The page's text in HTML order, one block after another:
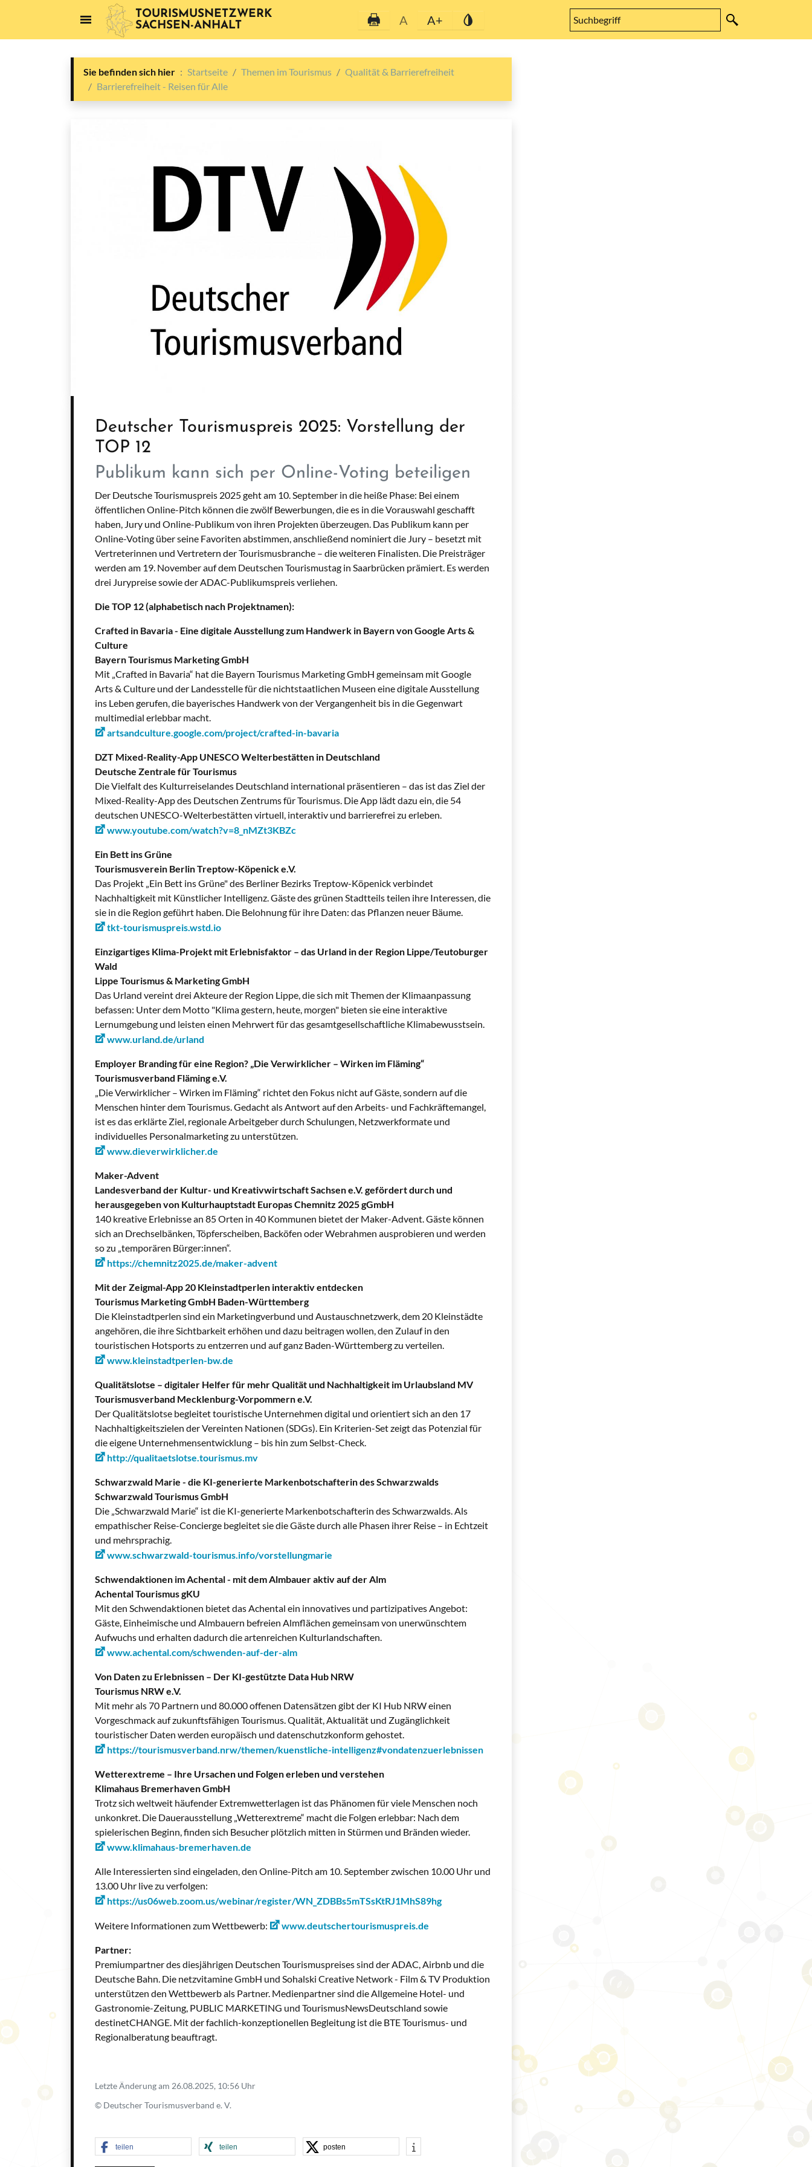
TOURISMUSNETZWERK
SACHSEN-ANHALT
A A+
Sie befinden sich hier Startseite Themen im Tourismus
Qualität & Barrierefreiheit
Barrierefreiheit - Reisen für Alle
Deutscher Tourismuspreis 2025: Vorstellung der
TOP 12
Publikum kann sich per Online-Voting beteiligen
Der Deutsche Tourismuspreis 2025 geht am 10. September in die heiße Phase: Bei einem
öffentlichen Online-Pitch können die zwölf Bewerbungen, die es in die Vorauswahl geschafft
haben, Jury und Online-Publikum von ihren Projekten überzeugen. Das Publikum kann per
Online-Voting über seine Favoriten abstimmen, anschließend nominiert die Jury – besetzt mit
Vertreterinnen und Vertretern der Tourismusbranche – die weiteren Finalisten. Die Preisträger
werden am 19. November auf dem Deutschen Tourismustag in Saarbrücken prämiert. Es werden
drei Jurypreise sowie der ADAC-Publikumspreis verliehen.
Die TOP 12 (alphabetisch nach Projektnamen):
Crafted in Bavaria - Eine digitale Ausstellung zum Handwerk in Bayern von Google Arts &
Culture
Bayern Tourismus Marketing GmbH
Mit „Crafted in Bavaria“ hat die Bayern Tourismus Marketing GmbH gemeinsam mit Google
Arts & Culture und der Landesstelle für die nichtstaatlichen Museen eine digitale Ausstellung
ins Leben gerufen, die bayerisches Handwerk von der Vergangenheit bis in die Gegenwart
multimedial erlebbar macht.
artsandculture.google.com/project/crafted-in-bavaria
DZT Mixed-Reality-App UNESCO Welterbestätten in Deutschland
Deutsche Zentrale für Tourismus
Die Vielfalt des Kulturreiselandes Deutschland international präsentieren – das ist das Ziel der
Mixed-Reality-App des Deutschen Zentrums für Tourismus. Die App lädt dazu ein, die 54
deutschen UNESCO-Welterbestätten virtuell, interaktiv und barrierefrei zu erleben.
www.youtube.com/watch?v=8_nMZt3KBZc
Ein Bett ins Grüne
Tourismusverein Berlin Treptow-Köpenick e.V.
Das Projekt „Ein Bett ins Grüne" des Berliner Bezirks Treptow-Köpenick verbindet
Nachhaltigkeit mit Künstlicher Intelligenz. Gäste des grünen Stadtteils teilen ihre Interessen, die
sie in die Region geführt haben. Die Belohnung für ihre Daten: das Pflanzen neuer Bäume.
tkt-tourismuspreis.wstd.io
Einzigartiges Klima-Projekt mit Erlebnisfaktor – das Urland in der Region Lippe/Teutoburger
Wald
Lippe Tourismus & Marketing GmbH
Das Urland vereint drei Akteure der Region Lippe, die sich mit Themen der Klimaanpassung
befassen: Unter dem Motto "Klima gestern, heute, morgen" bieten sie eine interaktive
Lernumgebung und leisten einen Mehrwert für das gesamtgesellschaftliche Klimabewusstsein.
www.urland.de/urland
Employer Branding für eine Region? „Die Verwirklicher – Wirken im Fläming“
Tourismusverband Fläming e.V.
„Die Verwirklicher – Wirken im Fläming“ richtet den Fokus nicht auf Gäste, sondern auf die
Menschen hinter dem Tourismus. Gedacht als Antwort auf den Arbeits- und Fachkräftemangel,
ist es das erklärte Ziel, regionale Arbeitgeber durch Schulungen, Netzwerkformate und
individuelles Personalmarketing zu unterstützen.
www.dieverwirklicher.de
Maker-Advent
Landesverband der Kultur- und Kreativwirtschaft Sachsen e.V. gefördert durch und
herausgegeben von Kulturhauptstadt Europas Chemnitz 2025 gGmbH
140 kreative Erlebnisse an 85 Orten in 40 Kommunen bietet der Maker-Advent. Gäste können
sich an Drechselbänken, Töpferscheiben, Backöfen oder Webrahmen ausprobieren und werden
so zu „temporären Bürger:innen“.
https://chemnitz2025.de/maker-advent
Mit der Zeigmal-App 20 Kleinstadtperlen interaktiv entdecken
Tourismus Marketing GmbH Baden-Württemberg
Die Kleinstadtperlen sind ein Marketingverbund und Austauschnetzwerk, dem 20 Kleinstädte
angehören, die ihre Sichtbarkeit erhöhen und dazu beitragen wollen, den Zulauf in den
touristischen Hotsports zu entzerren und auf ganz Baden-Württemberg zu verteilen.
www.kleinstadtperlen-bw.de
Qualitätslotse – digitaler Helfer für mehr Qualität und Nachhaltigkeit im Urlaubsland MV
Tourismusverband Mecklenburg-Vorpommern e.V.
Der Qualitätslotse begleitet touristische Unternehmen digital und orientiert sich an den 17
Nachhaltigkeitszielen der Vereinten Nationen (SDGs). Ein Kriterien-Set zeigt das Potenzial für
die eigene Unternehmensentwicklung – bis hin zum Selbst-Check.
http://qualitaetslotse.tourismus.mv
Schwarzwald Marie - die KI-generierte Markenbotschafterin des Schwarzwalds
Schwarzwald Tourismus GmbH
Die „Schwarzwald Marie“ ist die KI-generierte Markenbotschafterin des Schwarzwalds. Als
empathischer Reise-Concierge begleitet sie die Gäste durch alle Phasen ihrer Reise – in Echtzeit
und mehrsprachig.
www.schwarzwald-tourismus.info/vorstellungmarie
Schwendaktionen im Achental - mit dem Almbauer aktiv auf der Alm
Achental Tourismus gKU
Mit den Schwendaktionen bietet das Achental ein innovatives und partizipatives Angebot:
Gäste, Einheimische und Almbauern befreien Almflächen gemeinsam von unerwünschtem
Aufwuchs und erhalten dadurch die artenreichen Kulturlandschaften.
www.achental.com/schwenden-auf-der-alm
Von Daten zu Erlebnissen – Der KI-gestützte Data Hub NRW
Tourismus NRW e.V.
Mit mehr als 70 Partnern und 80.000 offenen Datensätzen gibt der KI Hub NRW einen
Vorgeschmack auf zukunftsfähigen Tourismus. Qualität, Aktualität und Zugänglichkeit
touristischer Daten werden europäisch und datenschutzkonform gehostet.
https://tourismusverband.nrw/themen/kuenstliche-intelligenz#vondatenzuerlebnissen
Wetterextreme – Ihre Ursachen und Folgen erleben und verstehen
Klimahaus Bremerhaven GmbH
Trotz sich weltweit häufender Extremwetterlagen ist das Phänomen für viele Menschen noch
unkonkret. Die Dauerausstellung „Wetterextreme“ macht die Folgen erlebbar: Nach dem
spielerischen Beginn, finden sich Besucher plötzlich mitten in Stürmen und Bränden wieder.
www.klimahaus-bremerhaven.de
Alle Interessierten sind eingeladen, den Online-Pitch am 10. September zwischen 10.00 Uhr und
13.00 Uhr live zu verfolgen:
https://us06web.zoom.us/webinar/register/WN_ZDBBs5mTSsKtRJ1MhS89hg
Weitere Informationen zum Wettbewerb: www.deutschertourismuspreis.de
Partner:
Premiumpartner des diesjährigen Deutschen Tourismuspreises sind der ADAC, Airbnb und die
Deutsche Bahn. Die netzvitamine GmbH und Sohalski Creative Network - Film & TV Produktion
unterstützen den Wettbewerb als Partner. Medienpartner sind die Allgemeine Hotel- und
Gastronomie-Zeitung, PUBLIC MARKETING und TourismusNewsDeutschland sowie
destinetCHANGE. Mit der fachlich-konzeptionellen Begleitung ist die BTE Tourismus- und
Regionalberatung beauftragt.
Letzte Änderung am 26.08.2025, 10:56 Uhr
© Deutscher Tourismusverband e. V.
teilen teilen posten